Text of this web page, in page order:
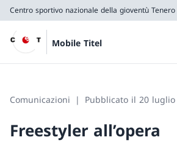
Centro sportivo nazionale della gioventù Tenero
Mobile Titel
Comunicazioni Pubblicato il 20 luglio
Freestyler all’opera